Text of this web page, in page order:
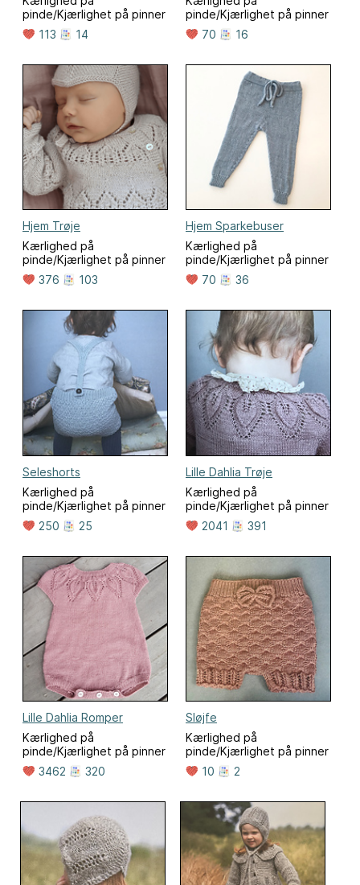
pinde/Kjærlighet på pinner
113
14
pinde/Kjærlighet på pinner
70
16
Hjem Trøje
Kærlighed på
pinde/Kjærlighet på pinner
376
103
Hjem Sparkebuser
Kærlighed på
pinde/Kjærlighet på pinner
70
36
Seleshorts
Kærlighed på
pinde/Kjærlighet på pinner
250
25
Lille Dahlia Trøje
Kærlighed på
pinde/Kjærlighet på pinner
2041
391
Lille Dahlia Romper
Kærlighed på
pinde/Kjærlighet på pinner
3462
320
Sløjfe
Kærlighed på
pinde/Kjærlighet på pinner
10
2